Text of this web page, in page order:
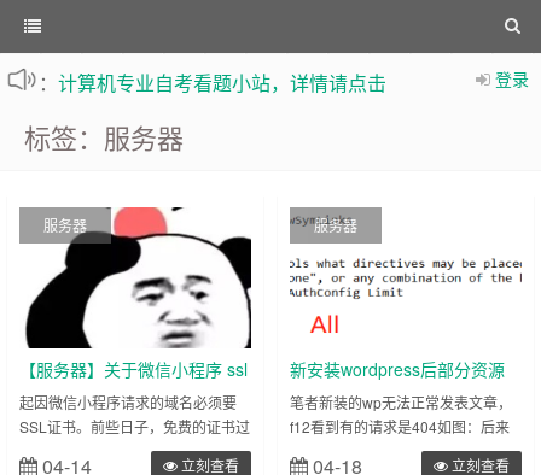
登录
： 计算机专业自考看题小站，详情请点击
标签：服务器
服务器
【服务器】关于微信小程序 ssl
证书 wx.request失败 的问题
起因微信小程序请求的域名必须要
SSL证书。前些日子，免费的证书过
期了，于是便在腾讯云申请了1年证
04-14 立刻查看
服务器
新安装wordpress后部分资源
404的解决办法
笔者新装的wp无法正常发表文章，
f12看到有的请求是404如图：后来
经过一番资料查询之后，知道了原
04-18 立刻查看